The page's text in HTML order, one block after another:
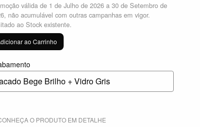
válida de 1 de Julho de 2026 a 30 de Setembro de
não acumulável com outras campanhas em vigor.
ao Stock existente.
ao Carrinho
Bege Brilho + Vidro Gris
O PRODUTO EM DETALHE